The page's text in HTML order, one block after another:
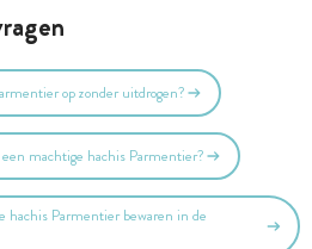
op zonder uitdrogen?
machtige hachis Parmentier?
hachis Parmentier bewaren in de